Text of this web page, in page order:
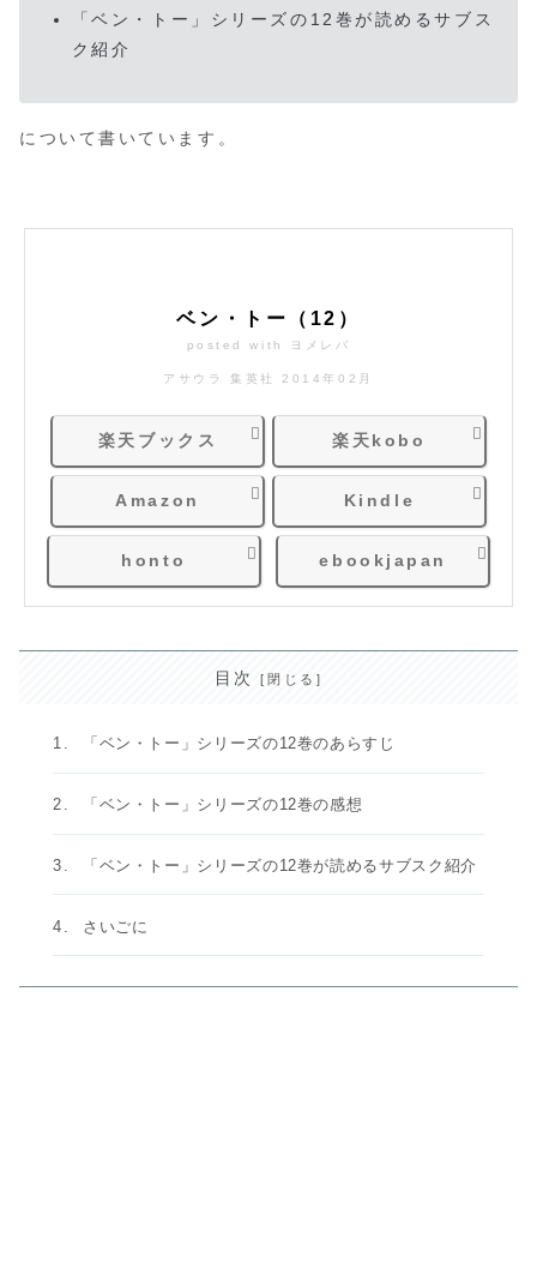
「ベン・トー」シリーズの12巻が読めるサブス
ク紹介
について書いています。
ベン・トー（12）
posted with ヨメレバ
アサウラ 集英社 2014年02月
楽天ブックス 楽天kobo
Amazon Kindle
honto ebookjapan
目次
「ベン・トー」シリーズの12巻のあらすじ
「ベン・トー」シリーズの12巻の感想
「ベン・トー」シリーズの12巻が読めるサブスク紹介
さいごに